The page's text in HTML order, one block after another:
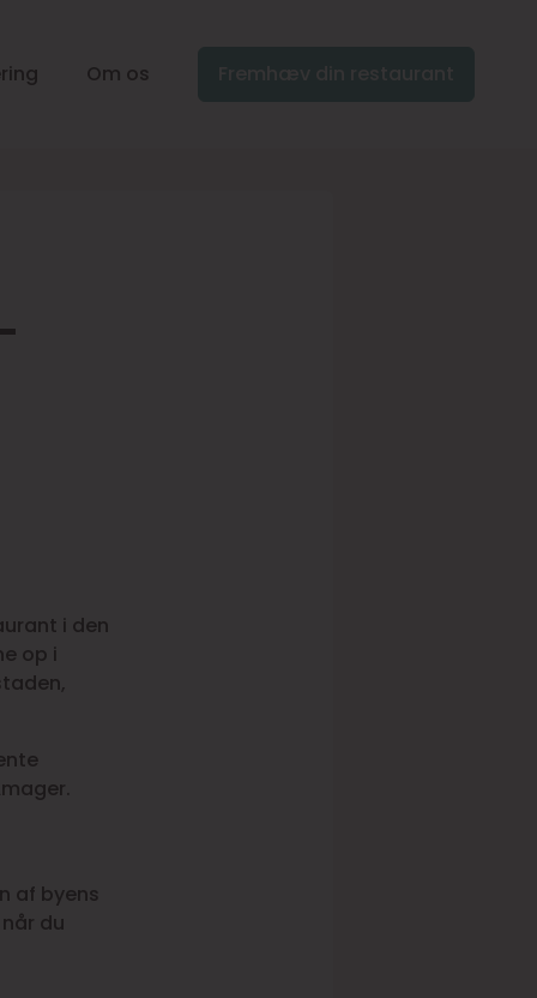
Om os
i den
op i
af byens
du